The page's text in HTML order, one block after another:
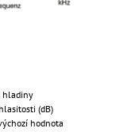
hladiny
(dB)
hodnota